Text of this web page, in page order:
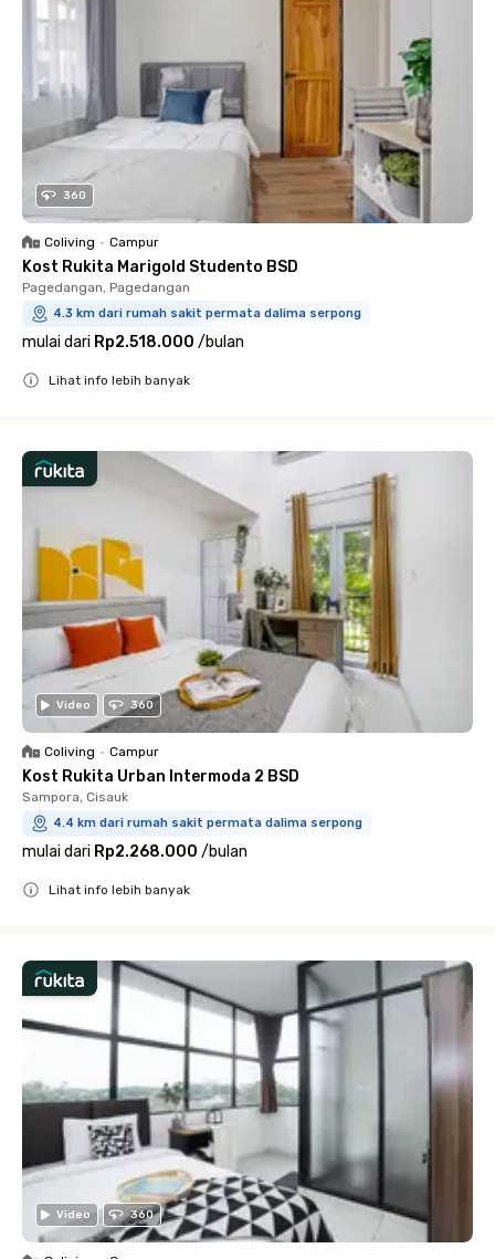
360
Coliving • Campur
Kost Rukita Marigold Studento BSD
Pagedangan, Pagedangan
4.3 km dari rumah sakit permata dalima serpong
mulai dari Rp2.518.000 /bulan
Lihat info lebih banyak
Video 360
Coliving • Campur
Kost Rukita Urban Intermoda 2 BSD
Sampora, Cisauk
4.4 km dari rumah sakit permata dalima serpong
mulai dari Rp2.268.000 /bulan
Lihat info lebih banyak
Video 360